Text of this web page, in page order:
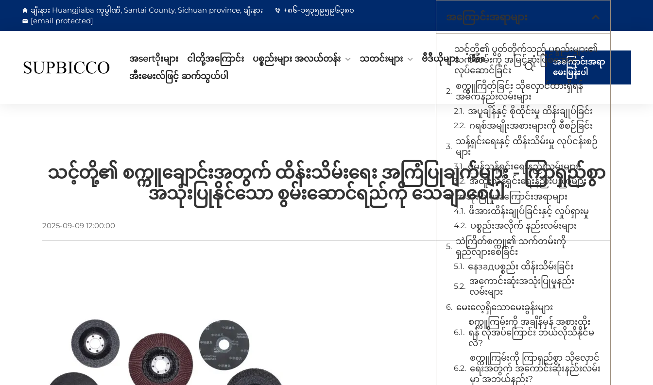
ချီးနား Huangjiaba ကုမ္ပါဏီ, Santai County, Sichuan province, ချီးနား
+၈၆-၁၅၃၅၉၅၉၆၃၈၀
[email protected]
အsertိုးများ ငါတို့အကြောင်း ပစ္စည်းများ အလယ်တန်း သတင်းများ ဗီဒီယိုများ
บล็อก
အီးမေးလ်ဖြင့် ဆက်သွယ်ပါ
အကြောင်းအရာ
မေးမြန်းပါ
သင့်တို့၏ စက္ကူချောင်းအတွက် ထိန်းသိမ်းရေး အကြံပြုချက်များ - ကြာရှည်စွာ
အသုံးပြုနိုင်သော စွမ်းဆောင်ရည်ကို သေချာစေပါ
2025-09-09 12:00:00
အကြောင်းအရာများ
သင့်တို့၏ ပွတ်တိုက်သည့် ပစ္စည်းများ၏
သက်တမ်းကို အမြင့်ဆုံးဖြစ်အောင်
လုပ်ဆောင်ခြင်း
စက္ကူကြိတ်ခြင်း သိုလှောင်ထားရှိရန်
အဓိကနည်းလမ်းများ
အပူချိန်နှင့် စိုထိုင်းမှု ထိန်းချုပ်ခြင်း
ဂရစ်အမျိုးအစားများကို စီစဉ်ခြင်း
သန့်ရှင်းရေးနှင့် ထိန်းသိမ်းမှု လုပ်ငန်းစဉ်
များ
ပုံမှန်သန့်ရှင်းရေးနည်းလမ်းများ
အထူးသန့်ရှင်းရေးနည်းပညာများ
အသုံးပြုမှုအကြောင်းအရာများ
ဖိအားထိန်းချုပ်ခြင်းနှင့် လှုပ်ရှားမှု
ပစ္စည်းအလိုက် နည်းလမ်းများ
သဲကြိတ်စက္ကူ၏ သက်တမ်းကို
ရှည်လျားစေခြင်း
နေзадပစ္စည်း ထိန်းသိမ်းခြင်း
အကောင်းဆုံးအသုံးပြုမှုနည်း
လမ်းများ
မေးလေ့ရှိသောမေးခွန်းများ
စက္ကူကြမ်းကို အချိန်မှန် အစားထိုး
ရန် လိုအပ်ကြောင်း ဘယ်လိုသိနိုင်မ
လဲ?
စက္ကူကြမ်းကို ကြာရှည်စွာ သိုလှောင်
ရေးအတွက် အကောင်းဆုံးနည်းလမ်း
မှာ အဘယ်နည်း?